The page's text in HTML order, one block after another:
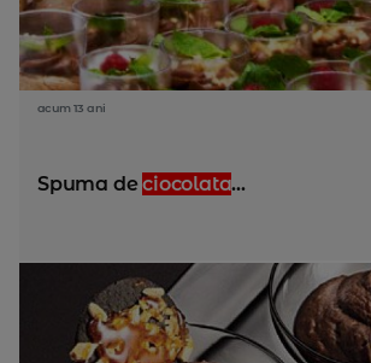
acum 13 ani
Spuma deciocolata...